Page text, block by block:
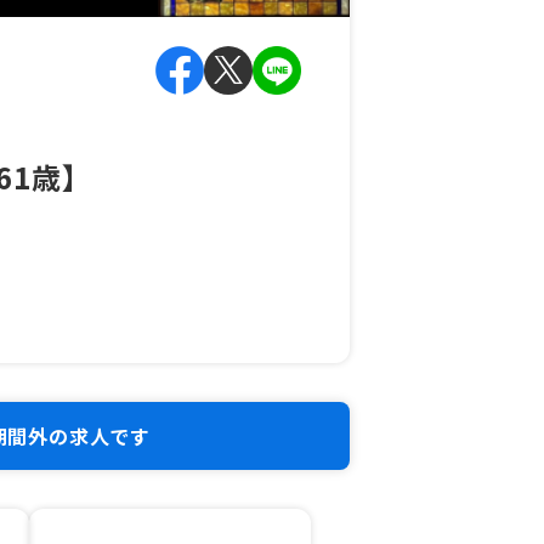
歳】
間外の求人です